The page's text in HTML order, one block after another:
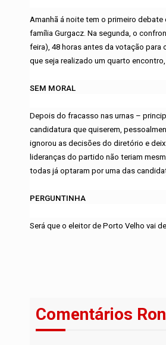
Amanhã á noite tem o primeiro debate
família Gurgacz. Na segunda, o
feira), 48 horas antes da votação para
que seja realizado um quarto
SEM MORAL
Depois do fracasso nas urnas –
candidatura que quiserem,
ignorou as decisões do diretório e
lideranças do partido não teriam
todas já optaram por uma das
PERGUNTINHA
Será que o eleitor de Porto Velho vai
Comentários